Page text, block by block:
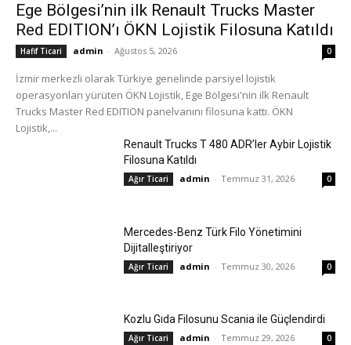
Ege Bölgesi’nin ilk Renault Trucks Master
Red EDITION’ı ÖKN Lojistik Filosuna Katıldı
Hafif Ticari admin - Ağustos 5, 2026 0
İzmir merkezli olarak Türkiye genelinde parsiyel lojistik
operasyonları yürüten ÖKN Lojistik, Ege Bölgesi'nin ilk Renault
Trucks Master Red EDITION panelvanını filosuna kattı. ÖKN
Lojistik,...
Renault Trucks T 480 ADR’ler Aybir Lojistik
Filosuna Katıldı
Ağır Ticari admin - Temmuz 31, 2026 0
Mercedes-Benz Türk Filo Yönetimini
Dijitalleştiriyor
Ağır Ticari admin - Temmuz 30, 2026 0
Kozlu Gıda Filosunu Scania ile Güçlendirdi
Ağır Ticari admin - Temmuz 29, 2026 0